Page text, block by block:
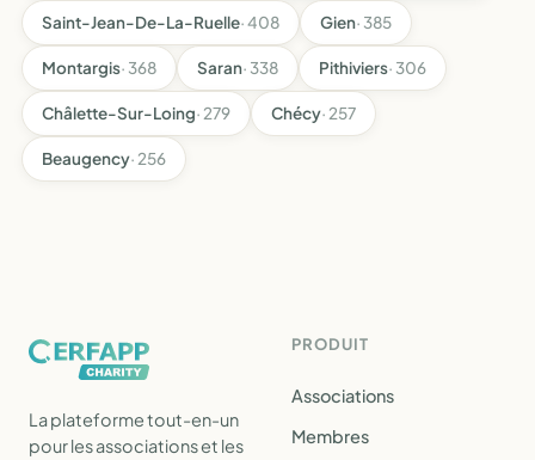
Saint-Jean-De-La-Ruelle· 408 Gien· 385
Montargis· 368 Saran· 338 Pithiviers· 306
Châlette-Sur-Loing· 279 Chécy· 257
Beaugency· 256
La plateforme tout-en-un
pour les associations et les
PRODUIT
Associations
Membres